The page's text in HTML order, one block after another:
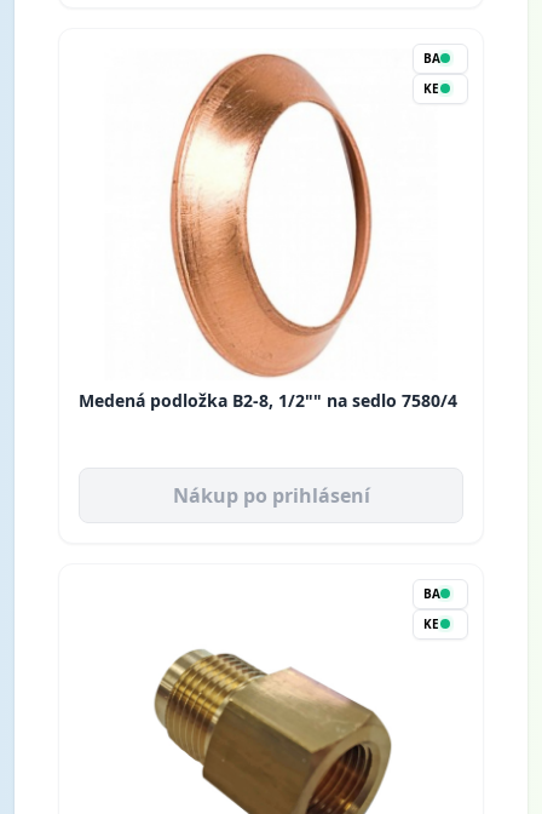
BA
KE
Medená podložka B2-8, 1/2"" na sedlo 7580/4
Nákup po prihlásení
BA
KE